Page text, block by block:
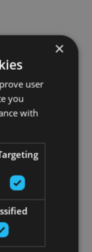
×
user
you
with